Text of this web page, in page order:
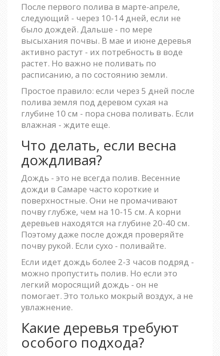
После первого полива в марте-апреле,
следующий - через 10-14 дней, если не
было дождей. Дальше - по мере
высыхания почвы. В мае и июне деревья
активно растут - их потребность в воде
растет. Но важно не поливать по
расписанию, а по состоянию земли.
Простое правило: если через 5 дней после
полива земля под деревом сухая на
глубине 10 см - пора снова поливать. Если
влажная - ждите еще.
Что делать, если весна
дождливая?
Дождь - это не всегда полив. Весенние
дожди в Самаре часто короткие и
поверхностные. Они не промачивают
почву глубже, чем на 10-15 см. А корни
деревьев находятся на глубине 20-40 см.
Поэтому даже после дождя проверяйте
почву рукой. Если сухо - поливайте.
Если идет дождь более 2-3 часов подряд -
можно пропустить полив. Но если это
легкий моросящий дождь - он не
помогает. Это только мокрый воздух, а не
увлажнение.
Какие деревья требуют
особого подхода?